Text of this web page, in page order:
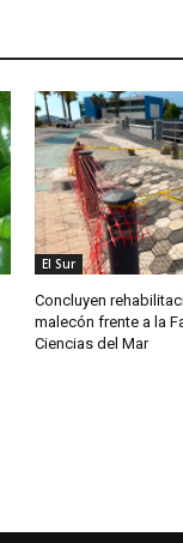
El Sur
Concluyen
malecón frente a la
Ciencias del Mar